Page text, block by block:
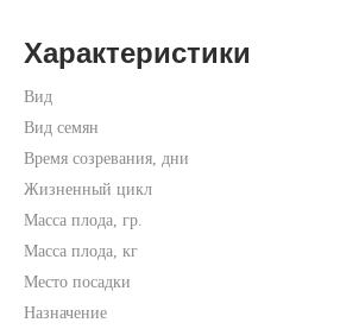
Характеристики
Вид
Вид семян
Время созревания, дни
Жизненный цикл
Масса плода, гр.
Масса плода, кг
Место посадки
Назначение